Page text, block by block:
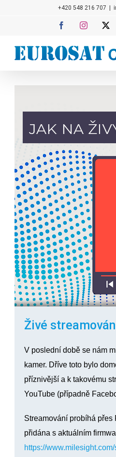
+420 548 216 707
FacebookInstagram
Živé
V poslední době se nám
kamer. Dříve toto bylo
příznivější a k takovému
YouTube (případně
Streamování probíhá
přidána s aktuálním
https://